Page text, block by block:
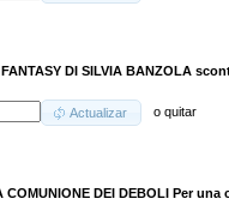
DI SILVIA BANZOLA
Actualizar oquitar
COMUNIONE DEI DEBOLI Per